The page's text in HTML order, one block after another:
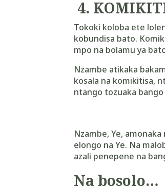
4.
Tokoki koloba ete
kobundisa bato.
mpo na bolamu ya
Nzambe atikaka
kosala na komikitisa,
ntango tozuaka
Nzambe, Ye,
elongo na Ye. Na
azali penepene na
Na bosolo…